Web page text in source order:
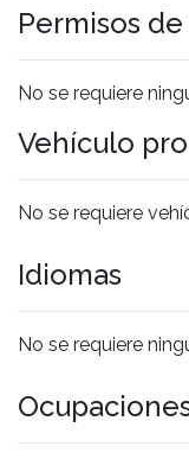
Permisos
No se requiere
Vehículo
No se requiere
Idiomas
No se requiere